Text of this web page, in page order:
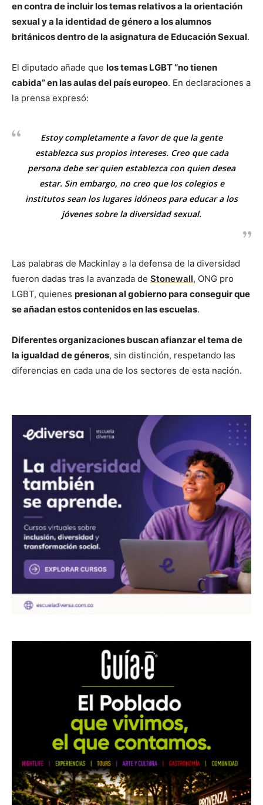
en contra de incluir los temas relativos a la orientación
sexual y a la identidad de género a los alumnos
británicos dentro de la asignatura de Educación Sexual.
El diputado añade que los temas LGBT “no tienen
cabida” en las aulas del país europeo. En declaraciones a
la prensa expresó:
Estoy completamente a favor de que la gente
establezca sus propios intereses. Creo que cada
persona debe ser quien establezca con quien desea
estar. Sin embargo, no creo que los colegios e
institutos sean los lugares idóneos para educar a los
jóvenes sobre la diversidad sexual.
Las palabras de Mackinlay a la defensa de la diversidad
fueron dadas tras la avanzada de Stonewall, ONG pro
LGBT, quienes presionan al gobierno para conseguir que
se añadan estos contenidos en las escuelas.
Diferentes organizaciones buscan afianzar el tema de
la igualdad de géneros, sin distinción, respetando las
diferencias en cada una de los sectores de esta nación.